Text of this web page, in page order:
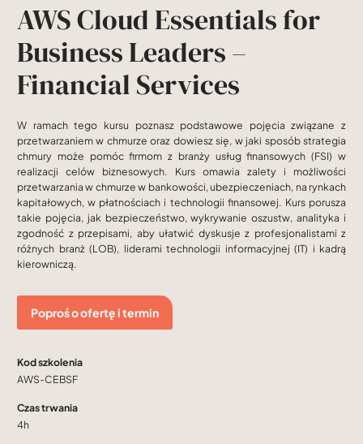
AWS Cloud Essentials for
Business Leaders –
Financial Services
W ramach tego kursu poznasz podstawowe pojęcia związane z
przetwarzaniem w chmurze oraz dowiesz się, w jaki sposób strategia
chmury może pomóc firmom z branży usług finansowych (FSI) w
realizacji celów biznesowych. Kurs omawia zalety i możliwości
przetwarzania w chmurze w bankowości, ubezpieczeniach, na rynkach
kapitałowych, w płatnościach i technologii finansowej. Kurs porusza
takie pojęcia, jak bezpieczeństwo, wykrywanie oszustw, analityka i
zgodność z przepisami, aby ułatwić dyskusje z profesjonalistami z
różnych branż (LOB), liderami technologii informacyjnej (IT) i kadrą
kierowniczą.
Poproś o ofertę i termin
Kod szkolenia
AWS-CEBSF
Czas trwania
4h